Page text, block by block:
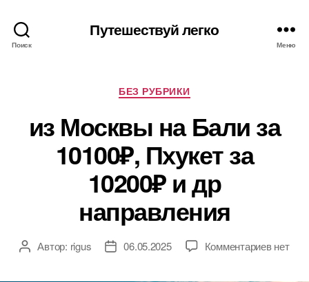
Поиск
Путешествуй легко
Меню
Рубрики
БЕЗ РУБРИКИ
из Москвы на Бали за
10100₽, Пхукет за
10200₽ и др
направления
АвторАвтор: rigus
Дата06.05.2025 Комментариевк
нет